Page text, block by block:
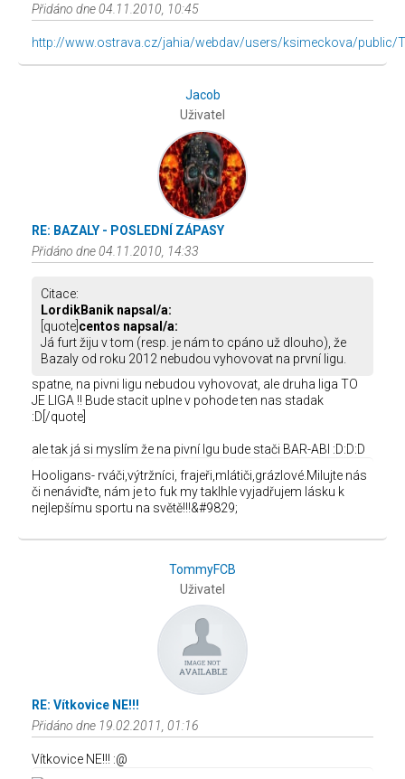
Přidáno dne 04.11.2010, 10:45
http://www.ostrava.cz/jahia/webdav/users/ksimeckova/public/
Jacob
Uživatel
RE: BAZALY - POSLEDNÍ ZÁPASY
Přidáno dne 04.11.2010, 14:33
Citace:
LordikBanik napsal/a:
[quote] centos napsal/a:
Já furt žiju v tom (resp. je nám to cpáno už dlouho), že
Bazaly od roku 2012 nebudou vyhovovat na první ligu.
spatne, na pivni ligu nebudou vyhovovat, ale druha liga TO
JE LIGA !! Bude stacit uplne v pohode ten nas stadak
:D[/quote]
ale tak já si myslím že na pivní lgu bude stači BAR-ABI :D:D:D
Hooligans- rváči,výtržníci, frajeři,mlátiči,grázlové.Milujte nás
či nenáviďte, nám je to fuk my taklhle vyjadřujem lásku k
nejlepšímu sportu na světě!!!&#9829;
TommyFCB
Uživatel
RE: Vítkovice NE!!!
Přidáno dne 19.02.2011, 01:16
Vítkovice NE!!! :@